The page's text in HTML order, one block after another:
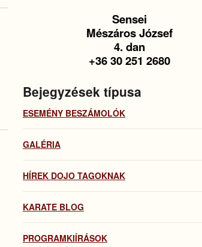
Sensei
Mészáros József
4. dan
+36 30 251 2680
Bejegyzések típusa
ESEMÉNY BESZÁMOLÓK
GALÉRIA
HÍREK DOJO TAGOKNAK
KARATE BLOG
PROGRAMKIÍRÁSOK